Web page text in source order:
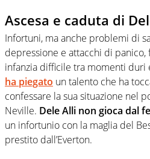
Ascesa e caduta di
Infortuni, ma anche problemi di
depressione e attacchi di
infanzia difficile tra momenti duri
ha piegato un talento che ha
confessare la sua situazione nel
Neville. Dele Alli non gioca dal
un infortunio con la maglia del
prestito dall’Everton.